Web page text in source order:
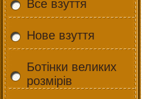
Все взуття
Нове взуття
Ботінки великих
розмірів